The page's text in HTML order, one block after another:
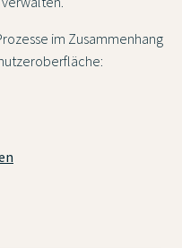
im Zusammenhang